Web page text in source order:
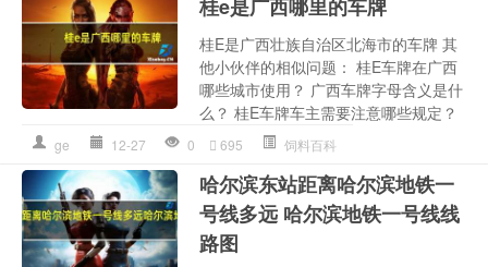
桂e是广西哪里的车牌
桂E是广西壮族自治区北海市的车牌 其
他小伙伴的相似问题： 桂E车牌在广西
哪些城市使用？ 广西车牌字母含义是什
么？ 桂E车牌车主需要注意哪些规定？
ge 12-27 0 695 饲料百科
哈尔滨东站距离哈尔滨地铁一
号线多远 哈尔滨地铁一号线线
路图